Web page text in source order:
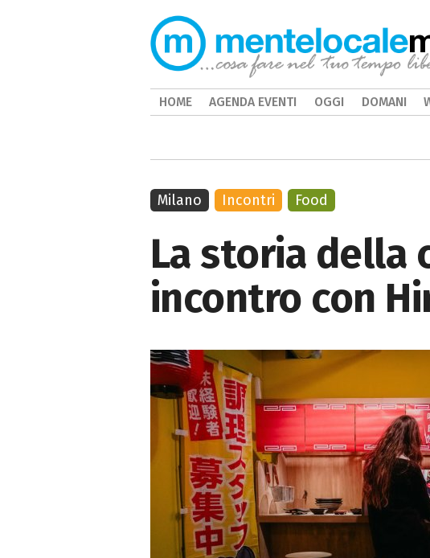
La storia della
incontro con
Milano Incontri Food
HOME AGENDA EVENTI OGGI DOMANI